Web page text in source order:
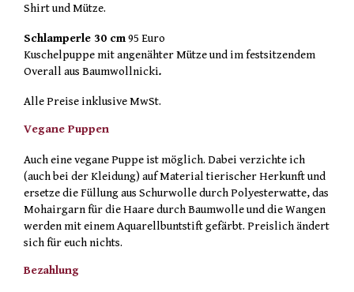
Shirt und Mütze.
Schlamperle 30 cm95 Euro
Kuschelpuppe mit angenähter Mütze und im festsitzendem
Overall aus Baumwollnicki.
Alle Preise inklusive MwSt.
Vegane Puppen
Auch eine vegane Puppe ist möglich. Dabei verzichte ich
(auch bei der Kleidung) auf Material tierischer Herkunft und
ersetze die Füllung aus Schurwolle durch Polyesterwatte, das
Mohairgarn für die Haare durch Baumwolle und die Wangen
werden mit einem Aquarellbuntstift gefärbt. Preislich ändert
sich für euch nichts.
Bezahlung